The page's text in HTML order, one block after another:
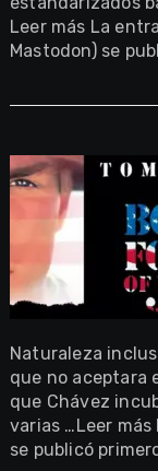
Leer más La
Mastodon) se
Naturaleza
que no aceptara
que Chávez
varias …Leer
se publicó